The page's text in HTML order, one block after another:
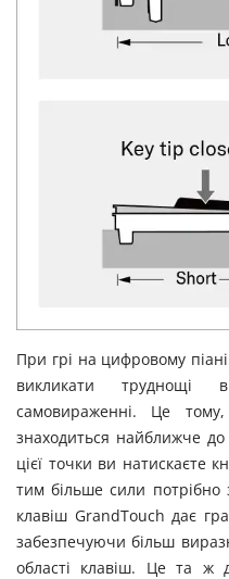
При грі на цифровому
викликати труднощі
самовираженні. Це
знаходиться найближче
цієї точки ви натискаєте
тим більше сили потрібно
клавіш GrandTouch дає
забезпечуючи більш
області клавіш. Це та